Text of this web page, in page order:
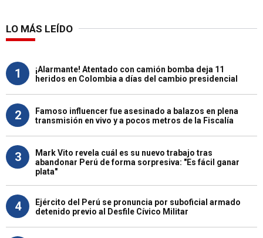
LO MÁS LEÍDO
1
¡Alarmante! Atentado con camión bomba deja 11
heridos en Colombia a días del cambio presidencial
2
Famoso influencer fue asesinado a balazos en plena
transmisión en vivo y a pocos metros de la Fiscalía
3
Mark Vito revela cuál es su nuevo trabajo tras
abandonar Perú de forma sorpresiva: "Es fácil ganar
plata"
4
Ejército del Perú se pronuncia por suboficial armado
detenido previo al Desfile Cívico Militar